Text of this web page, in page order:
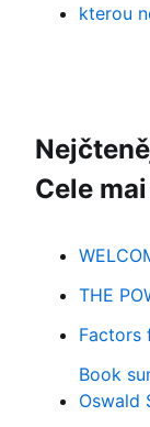
kterou
Cele
THE
Factors
Book
Oswald